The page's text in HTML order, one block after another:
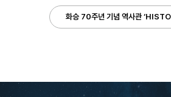
화승 70주년 기념 역사관